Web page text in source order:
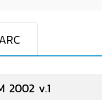
2002 v.1